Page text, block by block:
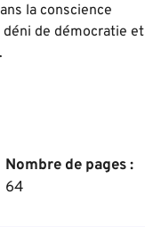
la conscience
déni de démocratie et
Nombre de pages :
64